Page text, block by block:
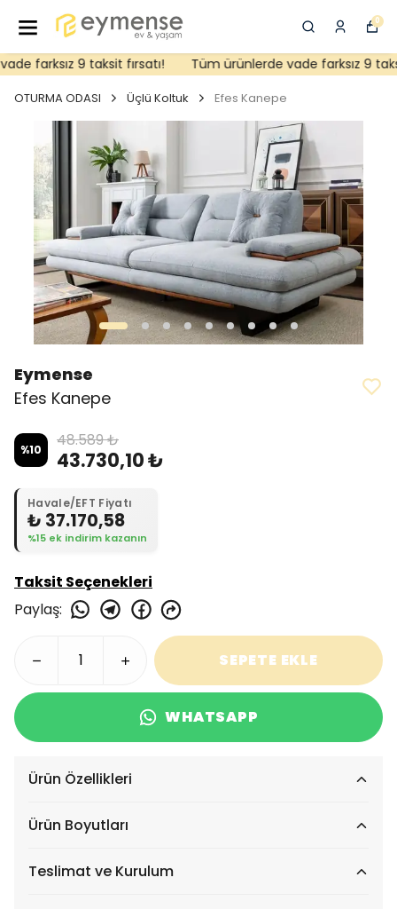
0
farksız 9 taksit fırsatı! Tüm ürünlerde vade farksız 9
OTURMA ODASI Üçlü Koltuk Efes Kanepe
Eymense
Efes Kanepe
%10 48.589 ₺
43.730,10 ₺
Havale/EFT Fiyatı
₺ 37.170,58
%15 ek indirim kazanın
Taksit Seçenekleri
Paylaş:
SEPETE EKLE
WHATSAPP
Ürün Özellikleri
Ürün Boyutları
Teslimat ve Kurulum